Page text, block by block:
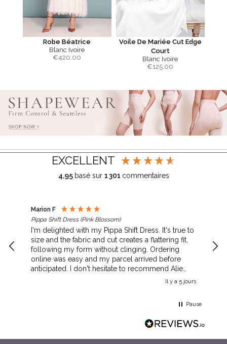
Robe Béatrice
Blanc Ivoire
€420.00
Voile De Mariée Cut Edge
Court
Blanc Ivoire
€125.00
EXCELLENT
4,95 basé sur 1 301 commentaires
Marion F
Pippa Shift Dress (Pink Blossom)
I'm delighted with my Pippa Shift Dress. It's true to
size and the fabric and cut creates a flattering fit,
following my form without clinging. Ordering
online was easy and my parcel arrived before
anticipated. I don't hesitate to recommend Alie
Il y a 5 jours
Pause